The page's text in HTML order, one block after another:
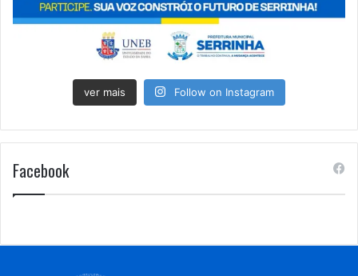
ver mais Follow on Instagram
Facebook